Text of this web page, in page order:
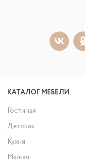
КАТАЛОГ МЕБЕЛИ
Гостиная
Детская
Кухня
Мягкая